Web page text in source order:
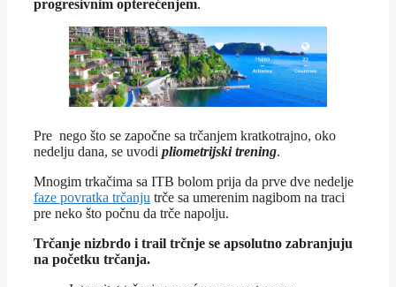
progresivnim opterećenjem.
Pre nego što se započne sa trčanjem kratkotrajno, oko
nedelju dana, se uvodi pliometrijski trening.
Mnogim trkačima sa ITB bolom prija da prve dve nedelje
faze povratka trčanju trče sa umerenim nagibom na traci
pre neko što počnu da trče napolju.
Trčanje nizbrdo i trail trčnje se apsolutno zabranjuju
na početku trčanja.